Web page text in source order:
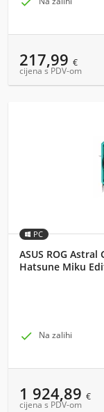
217,99 €
cijena s PDV-om
PC
ASUS ROG Astral
Hatsune Miku
 Na zalihi
1 924,89 €
cijena s PDV-om